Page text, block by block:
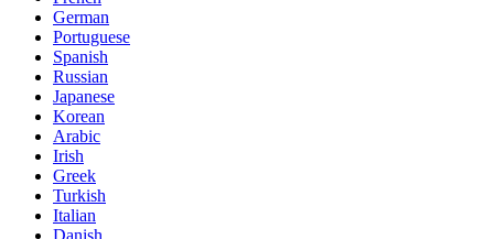
German
Portuguese
Spanish
Russian
Japanese
Korean
Arabic
Irish
Greek
Turkish
Italian
Danish